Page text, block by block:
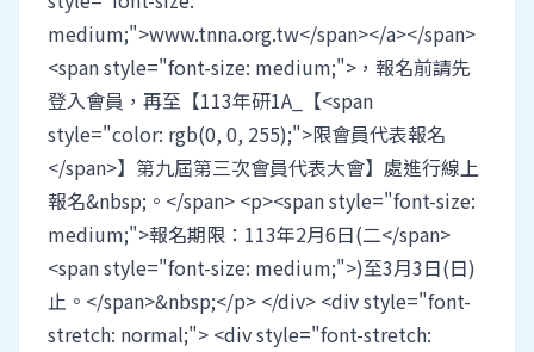
medium;">www.tnna.org.tw</span></a></span>
<span style="font-size: medium;">，報名前請先
登入會員，再至【113年研1A_【<span
style="color: rgb(0, 0, 255);">限會員代表報名
</span>】第九屆第三次會員代表大會】處進行線上
報名&nbsp;。</span> <p><span style="font-size:
medium;">報名期限：113年2月6日(二</span>
<span style="font-size: medium;">)至3月3日(日)
止。</span>&nbsp;</p> </div> <div style="font-
stretch: normal;"> <div style="font-stretch: